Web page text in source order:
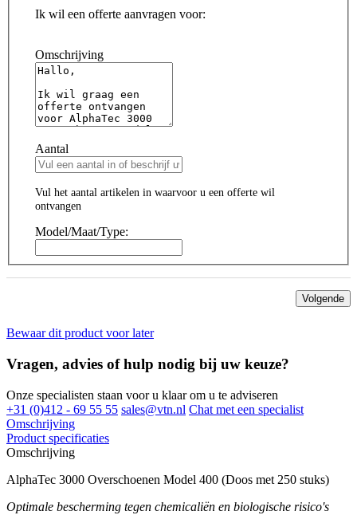
Ik wil een offerte aanvragen voor:
Omschrijving
Aantal
Vul het aantal artikelen in waarvoor u een offerte wil
ontvangen
Model/Maat/Type:
Volgende
Bewaar dit product voor later
Vragen, advies of hulp nodig bij uw keuze?
Onze specialisten staan voor u klaar om u te adviseren
+31 (0)412 - 69 55 55 sales@vtn.nl Chat met een specialist
Omschrijving
Product specificaties
Omschrijving
AlphaTec 3000 Overschoenen Model 400 (Doos met 250 stuks)
Optimale bescherming tegen chemicaliën en biologische risico's